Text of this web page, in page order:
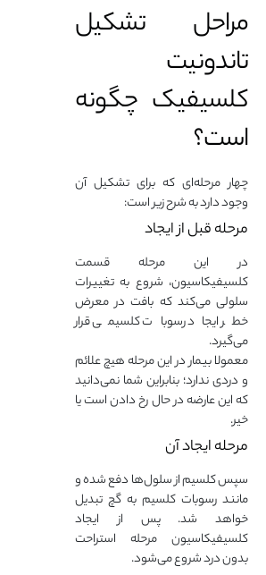
مراحل تشکیل
تاندونیت
کلسیفیک چگونه
است؟
چهار مرحله‌ای که برای تشکیل آن
وجود دارد به شرح زیر است:
مرحله قبل از ایجاد
در این مرحله قسمت
کلسیفیکاسیون، شروع به تغییرات
سلولی می‌کند که بافت در معرض
خطر ایجاد رسوبات کلسیمی قرار
می‌گیرد.
معمولا بیمار در این مرحله هیچ علائم
و دردی ندارد؛ بنابراین شما نمی‌دانید
که این عارضه در حال رخ دادن است یا
خیر.
مرحله ایجاد آن
سپس کلسیم از سلول‌ها دفع شده و
مانند رسوبات کلسیم به گچ تبدیل
خواهد شد. پس از ایجاد
کلسیفیکاسیون مرحله استراحت
بدون درد شروع می‌شود.